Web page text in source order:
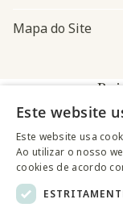
Mapa do Site
Este website
Este website usa
Ao utilizar o nosso
cookies de acordo